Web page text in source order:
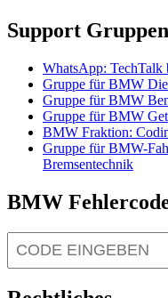
Support Gruppen
WhatsApp: TechTalk
Gruppe für BMW
Gruppe für BMW
Gruppe für BMW
BMW Fraktion:
Gruppe für BMW-
Bremsentechnik
BMW